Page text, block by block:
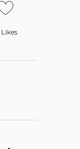
Likes